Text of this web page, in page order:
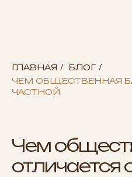
ГЛАВНАЯ / БЛОГ /
ЧЕМ ОБЩЕСТВЕННАЯ
ЧАСТНОЙ
Чем
отличается